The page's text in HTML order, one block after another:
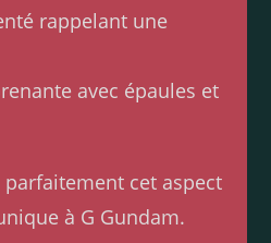
rappelant une
avec épaules et
cet aspect
à G Gundam.